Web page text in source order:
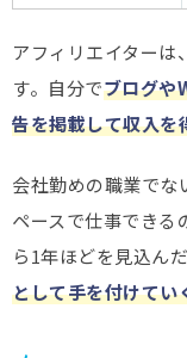
アフィリエイターは
す。自分でブログや
告を掲載して収入を
会社勤めの職業でな
ペースで仕事できる
ら1年ほどを見込ん
として手を付けてい